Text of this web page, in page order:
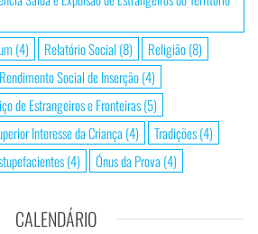
(4) Relatório Social (8) Religião(8)
Rendimento Social de Inserção(4)
de Estrangeiros e Fronteiras(5)
Interesse da Criança (4) Tradições(4)
(4) Ónus da Prova (4)
CALENDÁRIO